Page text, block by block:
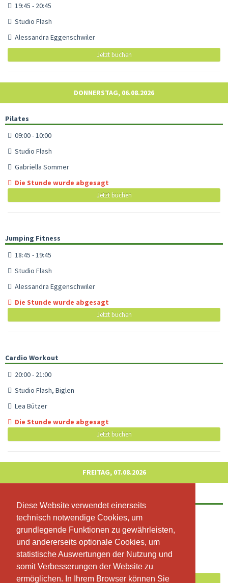
Diese Website verwendet einerseits
technisch notwendige Cookies, um
grundlegende Funktionen zu gewährleisten,
und andererseits optionale Cookies, um
statistische Auswertungen der Nutzung und
somit Verbesserungen der Website zu
ermöglichen. In Ihrem Browser können Sie
Diese Website verwendet einerseits
technisch notwendige Cookies, um
grundlegende Funktionen zu gewährleisten,
und andererseits optionale Cookies, um
statistische Auswertungen der Nutzung und
somit Verbesserungen der Website zu
ermöglichen. In Ihrem Browser können Sie
19:45 - 20:45
Studio Flash
Alessandra Eggenschwiler
Jetzt buchen
DONNERSTAG, 06.08.2026
Pilates
09:00 - 10:00
Studio Flash
Gabriella Sommer
Die Stunde wurde abgesagt
Jetzt buchen
Jumping Fitness
18:45 - 19:45
Studio Flash
Alessandra Eggenschwiler
Die Stunde wurde abgesagt
Jetzt buchen
Cardio Workout
20:00 - 21:00
Studio Flash, Biglen
Lea Bützer
Die Stunde wurde abgesagt
Jetzt buchen
FREITAG, 07.08.2026
19:00 - 20:00
Studio Flash
Miriam Hak
Freie Plätze: 11
Jetzt buchen